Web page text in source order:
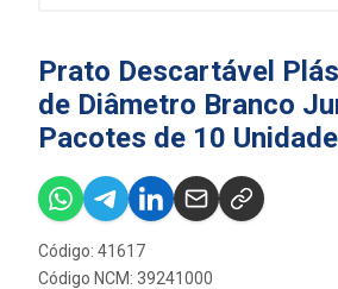
Prato Descartável
de Diâmetro Branco
Pacotes de 10
Código: 41617
Código NCM: 39241000